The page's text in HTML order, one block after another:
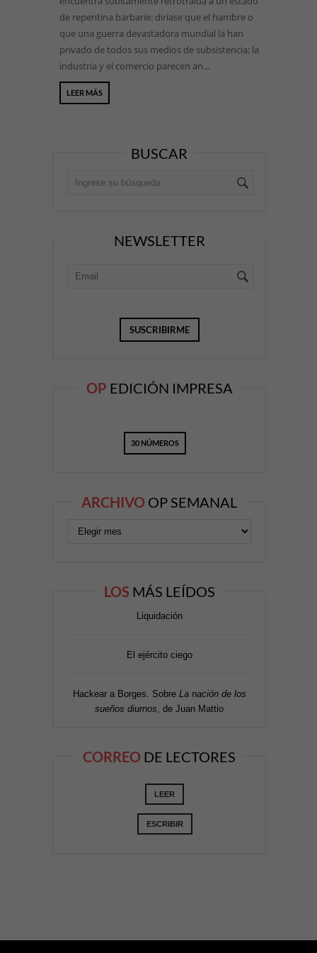
de repentina barbarie: diríase que el hambre o
que una guerra devastadora mundial la han
privado de todos sus medios de subsistencia; la
industria y el comercio parecen an...
LEER MÁS
BUSCAR
NEWSLETTER
OP EDICIÓN IMPRESA
30 NÚMEROS
ARCHIVO OP SEMANAL
LOS MÁS LEÍDOS
Liquidación
El ejército ciego
Hackear a Borges. Sobre La nación de los
sueños diurnos, de Juan Mattio
CORREO DE LECTORES
LEER
ESCRIBIR